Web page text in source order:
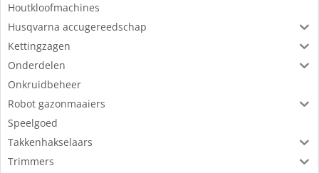
Houtkloofmachines
Husqvarna accugereedschap
Kettingzagen
Onderdelen
Onkruidbeheer
Robot gazonmaaiers
Speelgoed
Takkenhakselaars
Trimmers